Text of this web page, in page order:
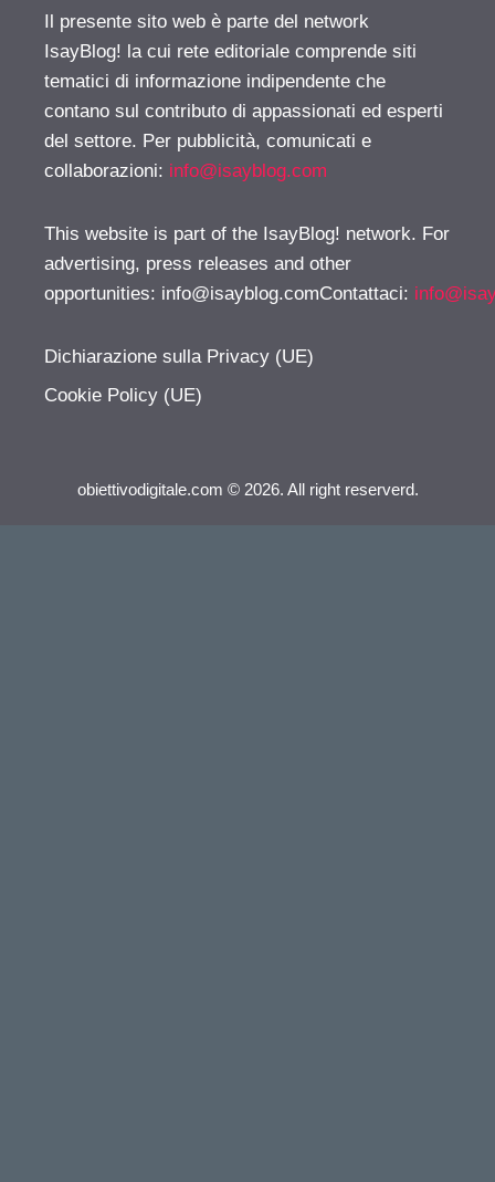
Il presente sito web è parte del network
IsayBlog! la cui rete editoriale comprende siti
tematici di informazione indipendente che
contano sul contributo di appassionati ed esperti
del settore. Per pubblicità, comunicati e
collaborazioni: info@isayblog.com
This website is part of the IsayBlog! network. For
advertising, press releases and other
opportunities: info@isayblog.comContattaci:
Dichiarazione sulla Privacy (UE)
Cookie Policy (UE)
obiettivodigitale.com © 2026. All right reserverd.